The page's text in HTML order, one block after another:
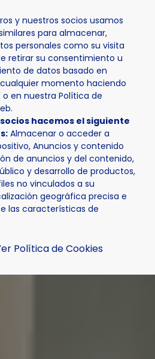
y nuestros socios usamos
para almacenar,
personales como su visita
retirar su consentimiento u
de datos basado en
momento haciendo
en nuestra Política de
hacemos el siguiente
Almacenar o acceder a
Anuncios y contenido
de anuncios y del contenido,
y desarrollo de productos,
no vinculados a su
geográfica precisa e
las características de
Política de Cookies
Noticia - 166 familias se